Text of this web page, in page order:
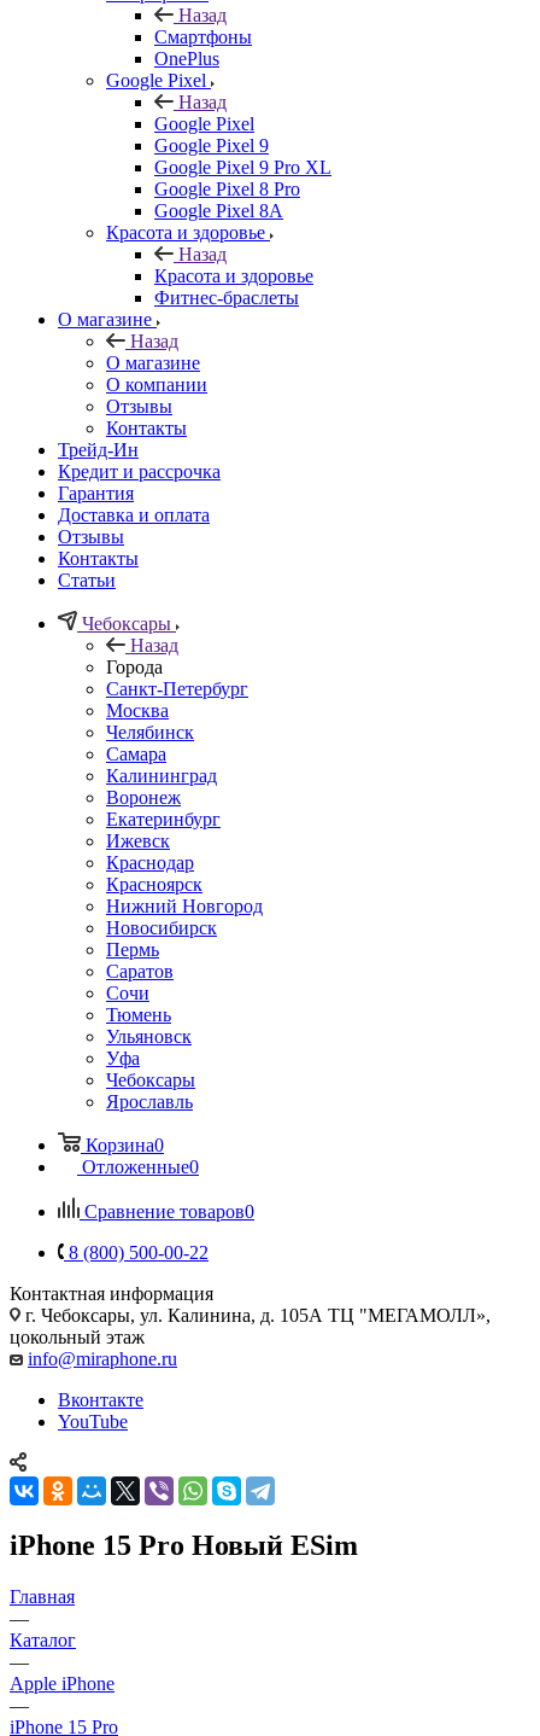
Назад
Смартфоны
OnePlus
Google Pixel
Назад
Google Pixel
Google Pixel 9
Google Pixel 9 Pro XL
Google Pixel 8 Pro
Google Pixel 8A
Красота и здоровье
Назад
Красота и здоровье
Фитнес-браслеты
О магазине
Назад
О магазине
О компании
Отзывы
Контакты
Трейд-Ин
Кредит и рассрочка
Гарантия
Доставка и оплата
Отзывы
Контакты
Статьи
Чебоксары
Назад
Города
Санкт-Петербург
Москва
Челябинск
Самара
Калининград
Воронеж
Екатеринбург
Ижевск
Краснодар
Красноярск
Нижний Новгород
Новосибирск
Пермь
Саратов
Сочи
Тюмень
Ульяновск
Уфа
Чебоксары
Ярославль
Корзина0
Отложенные0
Сравнение товаров0
8 (800) 500-00-22
Контактная информация
г. Чебоксары, ул. Калинина, д. 105А ТЦ "МЕГАМОЛЛ»,
цокольный этаж
info@miraphone.ru
Вконтакте
YouTube
iPhone 15 Pro Новый ESim
Главная
—
Каталог
—
Apple iPhone
—
iPhone 15 Pro